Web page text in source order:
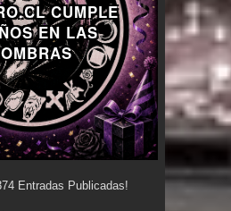
CUMPLE
EN LAS
Entradas Publicadas!